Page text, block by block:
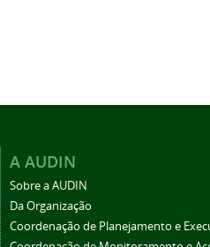
A AUDIN
Sobre a AUDIN
Da Organização
Coordenação de Planejamento e